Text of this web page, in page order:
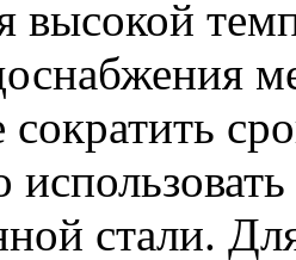
высокой
стали.